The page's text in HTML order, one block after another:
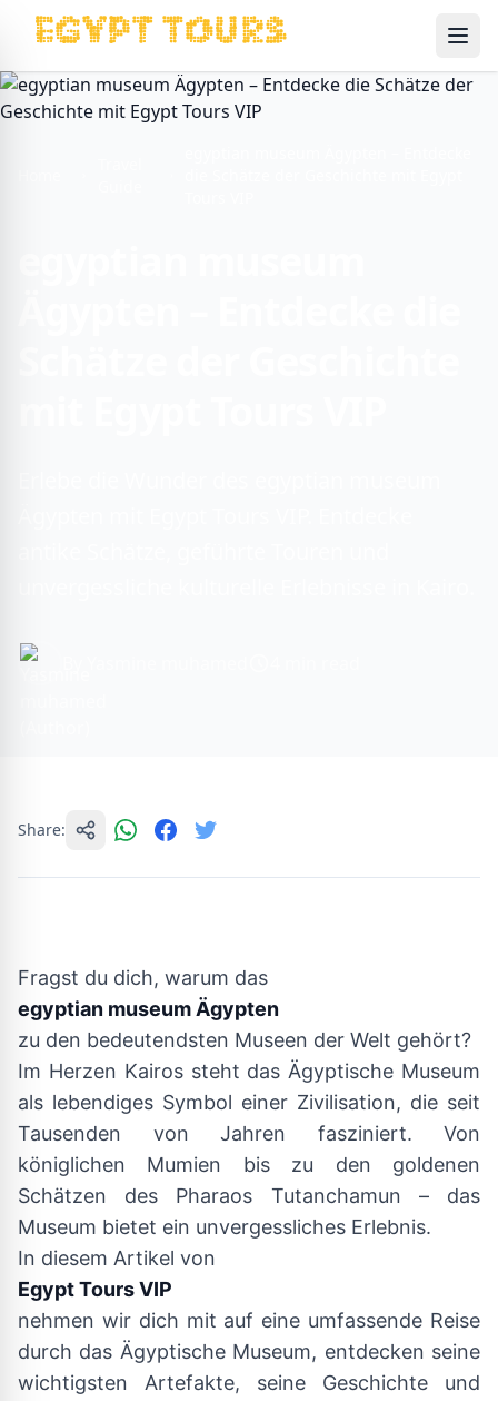
Share:
Fragst du dich, warum das
egyptian museum Ägypten
zu den bedeutendsten Museen der Welt gehört?
Im Herzen Kairos steht das Ägyptische Museum
als lebendiges Symbol einer Zivilisation, die seit
Tausenden von Jahren fasziniert. Von
königlichen Mumien bis zu den goldenen
Schätzen des Pharaos Tutanchamun – das
Museum bietet ein unvergessliches Erlebnis.
In diesem Artikel von
Egypt Tours VIP
nehmen wir dich mit auf eine umfassende Reise
durch das Ägyptische Museum, entdecken seine
wichtigsten Artefakte, seine Geschichte und